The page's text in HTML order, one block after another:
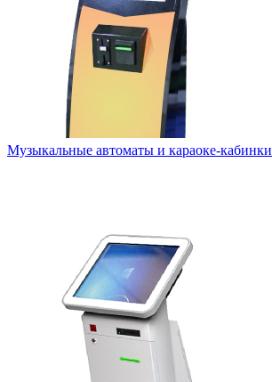
Музыкальные автоматы и караоке-кабинки